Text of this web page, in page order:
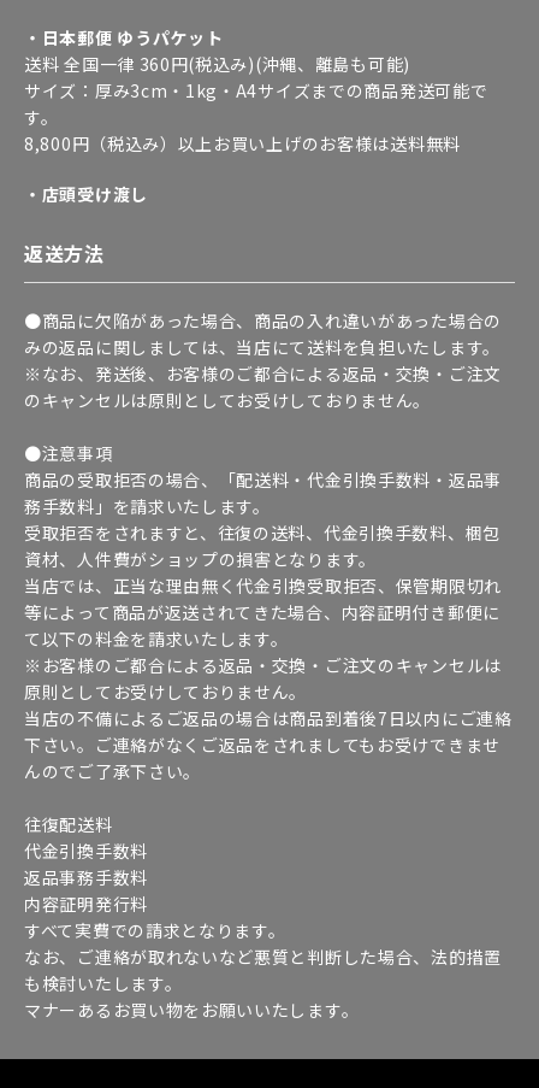
・日本郵便 ゆうパケット
送料 全国一律 360円(税込み)(沖縄、離島も可能)
サイズ：厚み3cm・1kg・A4サイズまでの商品発送可能で
す。
8,800円（税込み）以上お買い上げのお客様は送料無料
・店頭受け渡し
返送方法
●商品に欠陥があった場合、商品の入れ違いがあった場合の
みの返品に関しましては、当店にて送料を負担いたします。
※なお、発送後、お客様のご都合による返品・交換・ご注文
のキャンセルは原則としてお受けしておりません。
●注意事項
商品の受取拒否の場合、「配送料・代金引換手数料・返品事
務手数料」を請求いたします。
受取拒否をされますと、往復の送料、代金引換手数料、梱包
資材、人件費がショップの損害となります。
当店では、正当な理由無く代金引換受取拒否、保管期限切れ
等によって商品が返送されてきた場合、内容証明付き郵便に
て以下の料金を請求いたします。
※お客様のご都合による返品・交換・ご注文のキャンセルは
原則としてお受けしておりません。
当店の不備によるご返品の場合は商品到着後7日以内にご連絡
下さい。ご連絡がなくご返品をされましてもお受けできませ
んのでご了承下さい。
往復配送料
代金引換手数料
返品事務手数料
内容証明発行料
すべて実費での請求となります。
なお、ご連絡が取れないなど悪質と判断した場合、法的措置
も検討いたします。
マナーあるお買い物をお願いいたします。